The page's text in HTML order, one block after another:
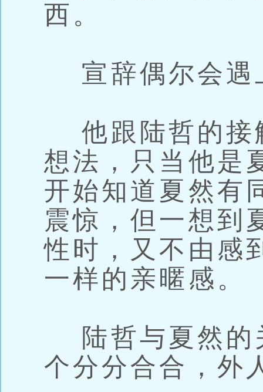
西。
宣辞偶尔会遇
他跟陆哲的接
想法，只当他是
开始知道夏然有
震惊，但一想到
性时，又不由感
一样的亲暱感。
陆哲与夏然的
个分分合合，外